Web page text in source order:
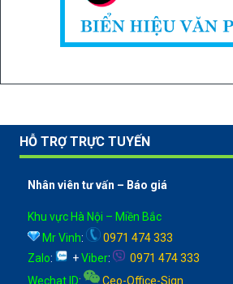
HỖ TRỢ TRỰC TUYẾN
Nhân viên tư vấn – Báo giá
Khu vực Hà Nội – Miền Bắc
Mr Vinh:
0971 474 333
Zalo: +Viber:
0971 474 333
Wechat ID: Ceo-Office-Sign